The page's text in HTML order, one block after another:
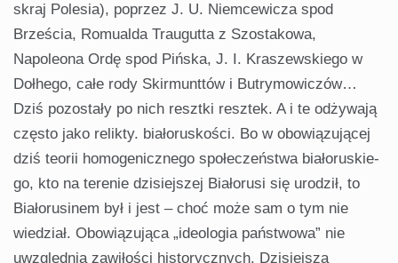
skraj Polesia), poprzez J. U. Niemcewicza spod
Brześcia, Romualda Traugutta z Szostakowa,
Napoleona Ordę spod Pińska, J. I. Kraszewskiego w
Dołhego, całe rody Skirmunttów i Butrymowiczów…
Dziś pozostały po nich resztki resztek. A i te odżywają
czę­sto jako relikty. białoruskości. Bo w obowiązującej
dziś teorii homoge­nicznego społeczeństwa białoruskie­
go, kto na terenie dzisiejszej Białorusi się urodził, to
Białorusinem był i jest – choć może sam o tym nie
wiedział. Obowiązująca „ideologia państwowa” nie
uwzględnia zawiłości historycz­nych. Dzisiejsza